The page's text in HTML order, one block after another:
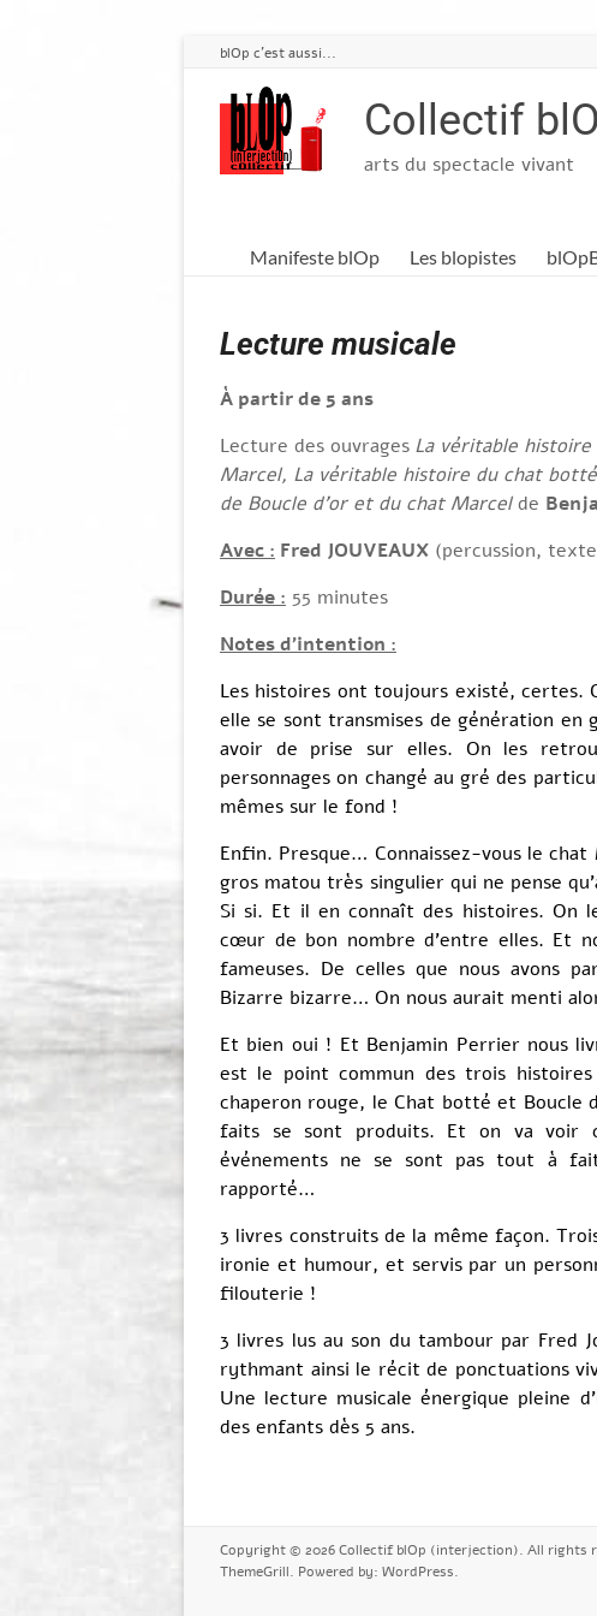
Aller
contenu
blOp c'est aussi...
Collectif
arts du spectacle vivant
Manifeste blOp Les blopistes
Lecture musicale
À partir de 5 ans
Lecture des ouvrages La véritable
Marcel, La véritable histoire du chat
de Boucle d’or et du chat Marcel de
Avec : Fred JOUVEAUX (percussion,
Durée : 55 minutes
Notes d’intention :
Les histoires ont toujours existé, certes.
elle se sont transmises de génération
avoir de prise sur elles. On les
personnages on changé au gré des
mêmes sur le fond !
Enfin. Presque… Connaissez-vous le
gros matou très singulier qui ne pense
Si si. Et il en connaît des histoires. On
cœur de bon nombre d’entre elles. Et
fameuses. De celles que nous avons
Bizarre bizarre… On nous aurait menti
Et bien oui ! Et Benjamin Perrier nous
est le point commun des trois
chaperon rouge, le Chat botté et Boucle
faits se sont produits. Et on va voir
événements ne se sont pas tout à
rapporté…
3 livres construits de la même façon.
ironie et humour, et servis par un
filouterie !
3 livres lus au son du tambour par Fred
rythmant ainsi le récit de ponctuations
Une lecture musicale énergique pleine
des enfants dès 5 ans.
Copyright © 2026Collectif blOp (interjection). All rights
ThemeGrill. Powered by: WordPress.